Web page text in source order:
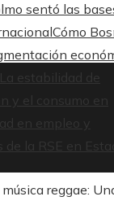
sentó las
Cómo
La estabilidad de
y el consumo en
en empleo y
la RSE en
reggae: